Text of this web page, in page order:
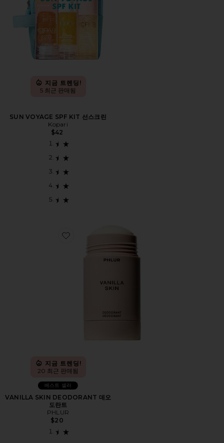
지금 트렌딩!
5 최근 판매됨
SUN VOYAGE SPF KIT 선스크린
Kopari
$42
Favorite VANILLA SKIN DEODORANT 데오도란트
지금 트렌딩!
20 최근 판매됨
베스트 셀러
VANILLA SKIN DEODORANT 데오
도란트
PHLUR
$20